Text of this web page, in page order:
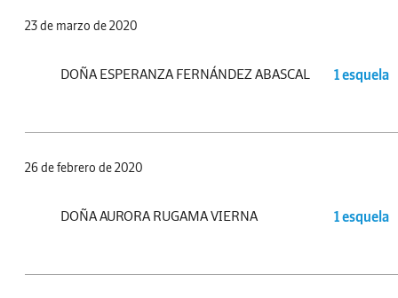
23 de marzo de 2020
DOÑA ESPERANZA FERNÁNDEZ ABASCAL 1 esquela
26 de febrero de 2020
DOÑA AURORA RUGAMA VIERNA 1 esquela